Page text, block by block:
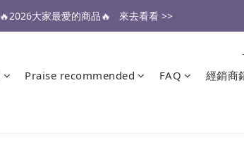
醫生也推薦的專業保潔墊，來去看看 >>
🔥2026大家最愛的商品🔥   來去看看 >>
Praise recommended FAQ 經銷商